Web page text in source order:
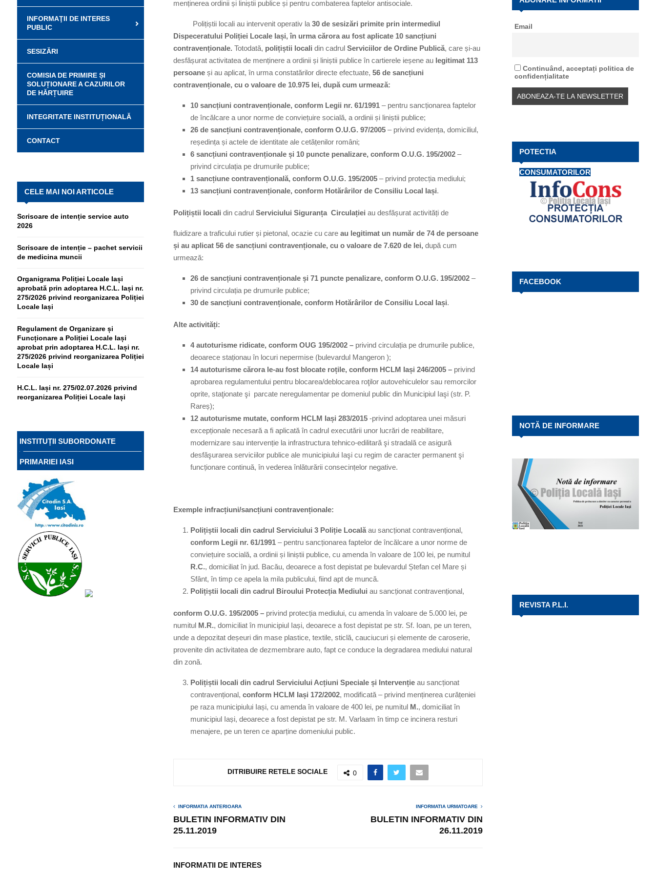
menținerea ordinii și liniștii publice și pentru combaterea faptelor antisociale.
Polițiștii locali au intervenit operativ la 30 de sesizări primite prin intermediul
Dispeceratului Poliției Locale Iași, în urma cărora au fost aplicate 10 sancțiuni
contravenționale. Totodată, polițiștii locali din cadrul Serviciilor de Ordine Publică, care și-au
desfășurat activitatea de menținere a ordinii și liniștii publice în cartierele ieșene au legitimat 113
persoane și au aplicat, în urma constatărilor directe efectuate, 56 de sancțiuni
contravenționale, cu o valoare de 10.975 lei, după cum urmează:
10 sancțiuni contravenționale, conform Legii nr. 61/1991 – pentru sancționarea faptelor
de încălcare a unor norme de conviețuire socială, a ordinii și liniștii publice;
26 de sancțiuni contravenționale, conform O.U.G. 97/2005 – privind evidența, domiciliul,
reședința și actele de identitate ale cetățenilor români;
6 sancțiuni contravenționale și 10 puncte penalizare, conform O.U.G. 195/2002 –
privind circulația pe drumurile publice;
1 sancțiune contravențională, conform O.U.G. 195/2005 – privind protecția mediului;
13 sancțiuni contravenționale, conform Hotărârilor de Consiliu Local Iași.
Polițiștii locali din cadrul Serviciului Siguranța Circulației au desfășurat activități de
fluidizare a traficului rutier și pietonal, ocazie cu care au legitimat un număr de 74 de persoane
și au aplicat 56 de sancțiuni contravenționale, cu o valoare de 7.620 de lei, după cum
urmează:
26 de sancțiuni contravenționale și 71 puncte penalizare, conform O.U.G. 195/2002 –
privind circulația pe drumurile publice;
30 de sancțiuni contravenționale, conform Hotărârilor de Consiliu Local Iași.
Alte activități:
4 autoturisme ridicate, conform OUG 195/2002 – privind circulația pe drumurile publice,
deoarece staționau în locuri nepermise (bulevardul Mangeron );
14 autoturisme cărora le-au fost blocate roțile, conform HCLM Iași 246/2005 – privind
aprobarea regulamentului pentru blocarea/deblocarea roţilor autovehiculelor sau remorcilor
oprite, staţionate şi parcate neregulamentar pe domeniul public din Municipiul Iaşi (str. P.
Rareș);
12 autoturisme mutate, conform HCLM Iași 283/2015 -privind adoptarea unei măsuri
excepționale necesară a fi aplicată în cadrul executării unor lucrări de reabilitare,
modernizare sau intervenție la infrastructura tehnico-edilitară şi stradală ce asigură
desfăşurarea serviciilor publice ale municipiului Iaşi cu regim de caracter permanent şi
funcționare continuă, în vederea înlăturării consecințelor negative.
Exemple infracțiuni/sancțiuni contravenționale:
Polițiștii locali din cadrul Serviciului 3 Poliție Locală au sancționat contravențional,
conform Legii nr. 61/1991 – pentru sancționarea faptelor de încălcare a unor norme de
conviețuire socială, a ordinii și liniștii publice, cu amenda în valoare de 100 lei, pe numitul
R.C., domiciliat în jud. Bacău, deoarece a fost depistat pe bulevardul Ștefan cel Mare și
Sfânt, în timp ce apela la mila publicului, fiind apt de muncă.
Polițiștii locali din cadrul Biroului Protecția Mediului au sancționat contravențional,
conform O.U.G. 195/2005 – privind protecția mediului, cu amenda în valoare de 5.000 lei, pe
numitul M.R., domiciliat în municipiul Iași, deoarece a fost depistat pe str. Sf. Ioan, pe un teren,
unde a depozitat deșeuri din mase plastice, textile, sticlă, cauciucuri și elemente de caroserie,
provenite din activitatea de dezmembrare auto, fapt ce conduce la degradarea mediului natural
din zonă.
Polițiștii locali din cadrul Serviciului Acțiuni Speciale și Intervenție au sancționat
contravențional, conform HCLM Iași 172/2002, modificată – privind menținerea curățeniei
pe raza municipiului Iași, cu amenda în valoare de 400 lei, pe numitul M., domiciliat în
municipiul Iași, deoarece a fost depistat pe str. M. Varlaam în timp ce incinera resturi
menajere, pe un teren ce aparține domeniului public.
DITRIBUIRE RETELE SOCIALE 0
INFORMATIA ANTERIOARA
BULETIN INFORMATIV DIN
25.11.2019
INFORMATIA URMATOARE
BULETIN INFORMATIV DIN
26.11.2019
INFORMATII DE INTERES
INFORMAŢII DE INTERES
PUBLIC
SESIZĂRI
COMISIA DE PRIMIRE ȘI
SOLUȚIONARE A CAZURILOR
DE HĂRȚUIRE
INTEGRITATE INSTITUȚIONALĂ
CONTACT
CELE MAI NOI ARTICOLE
Scrisoare de intenție service auto
2026
Scrisoare de intenție – pachet servicii
de medicina muncii
Organigrama Poliției Locale Iași
aprobată prin adoptarea H.C.L. Iași nr.
275/2026 privind reorganizarea Poliției
Locale Iași
Regulament de Organizare și
Funcționare a Poliției Locale Iași
aprobat prin adoptarea H.C.L. Iași nr.
275/2026 privind reorganizarea Poliției
Locale Iași
H.C.L. Iași nr. 275/02.07.2026 privind
reorganizarea Poliției Locale Iași
INSTITUȚII SUBORDONATE
PRIMARIEI IASI
A
H
Email
Continuând, acceptați politica de
confidențialitate
POTECTIA
CONSUMATORILOR
FACEBOOK
NOTĂ DE INFORMARE
REVISTA P.L.I.